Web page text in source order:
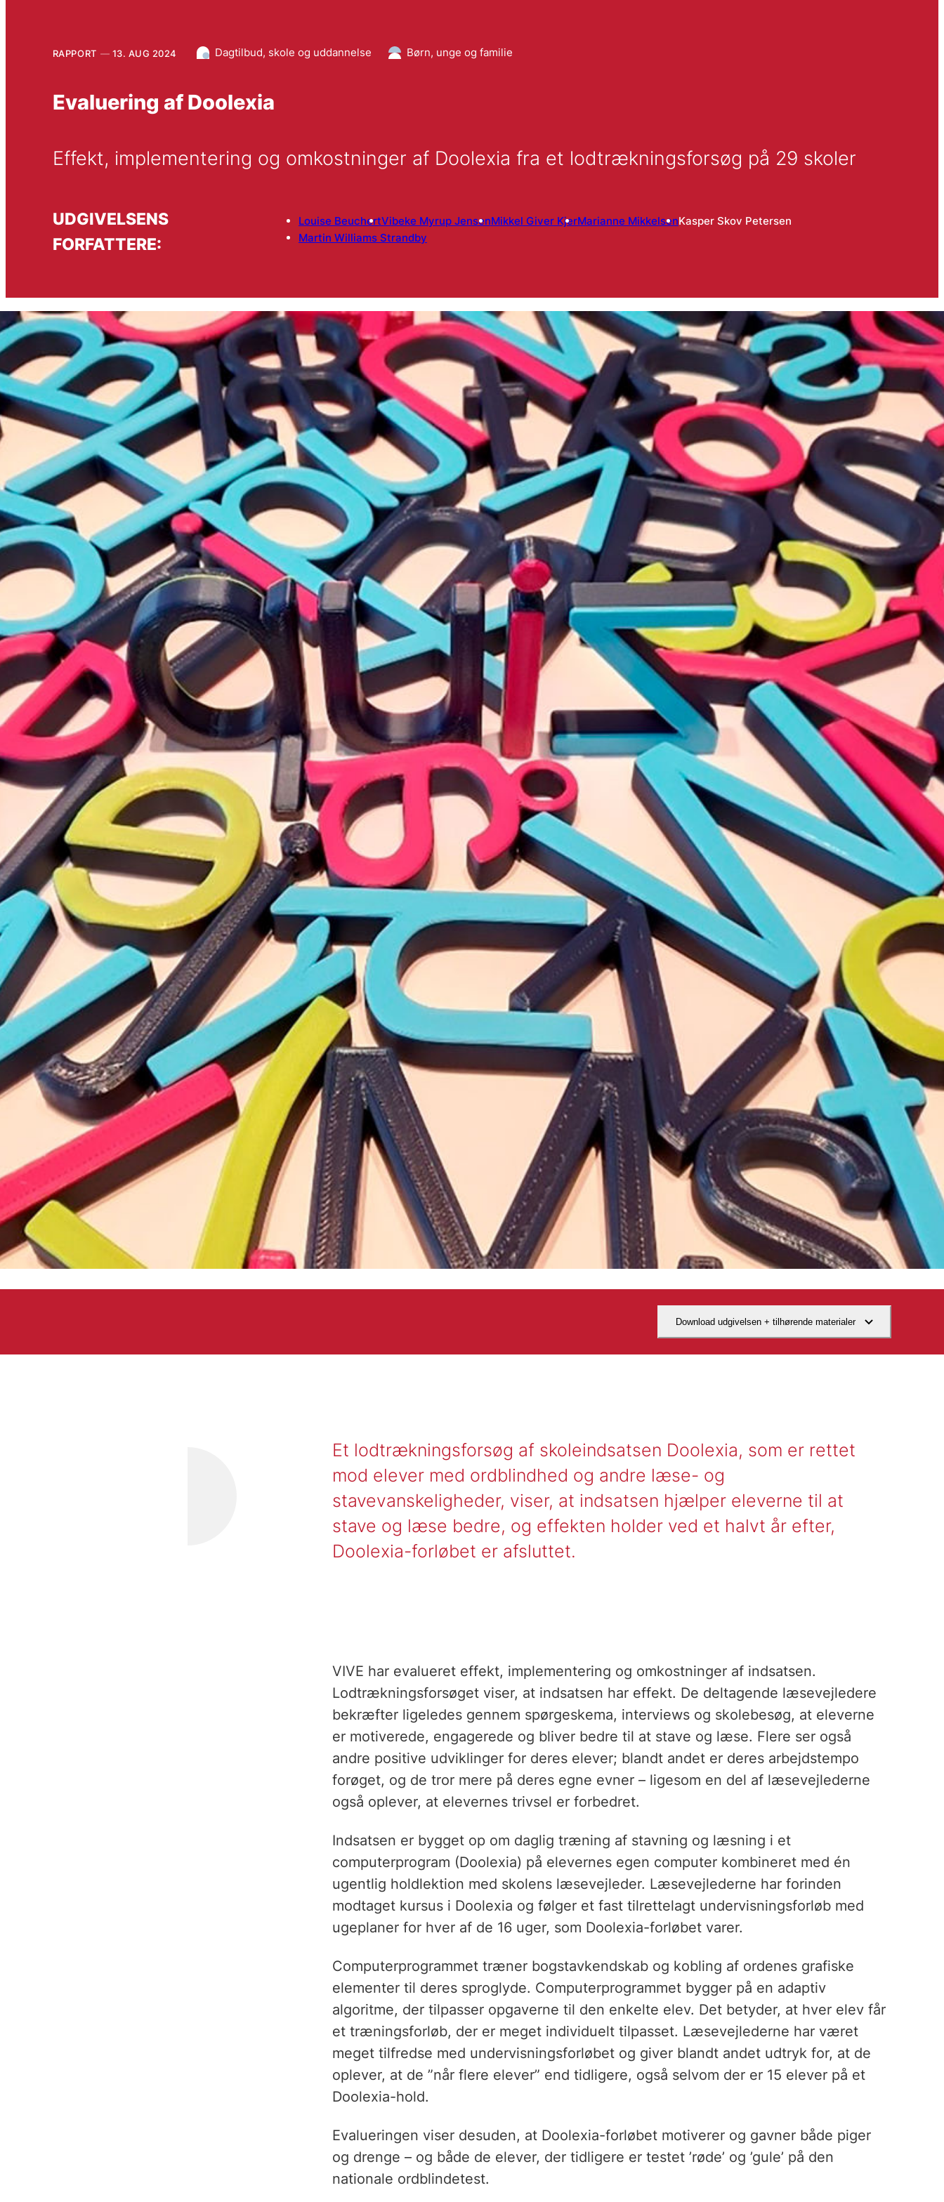
RAPPORT 13. AUG 2024 Dagtilbud, skole og uddannelse Børn, unge og familie
Evaluering af Doolexia
Effekt, implementering og omkostninger af Doolexia fra et lodtrækningsforsøg på 29 skoler
UDGIVELSENS
FORFATTERE:
Louise BeuchertVibeke Myrup JensenMikkel Giver KjerMarianne MikkelsenKasper Skov Petersen
Martin Williams Strandby
Download udgivelsen + tilhørende materialer
Et lodtrækningsforsøg af skoleindsatsen Doolexia, som er rettet
mod elever med ordblindhed og andre læse- og
stavevanskeligheder, viser, at indsatsen hjælper eleverne til at
stave og læse bedre, og effekten holder ved et halvt år efter,
Doolexia-forløbet er afsluttet.
VIVE har evalueret effekt, implementering og omkostninger af indsatsen.
Lodtrækningsforsøget viser, at indsatsen har effekt. De deltagende læsevejledere
bekræfter ligeledes gennem spørgeskema, interviews og skolebesøg, at eleverne
er motiverede, engagerede og bliver bedre til at stave og læse. Flere ser også
andre positive udviklinger for deres elever; blandt andet er deres arbejdstempo
forøget, og de tror mere på deres egne evner – ligesom en del af læsevejlederne
også oplever, at elevernes trivsel er forbedret.
Indsatsen er bygget op om daglig træning af stavning og læsning i et
computerprogram (Doolexia) på elevernes egen computer kombineret med én
ugentlig holdlektion med skolens læsevejleder. Læsevejlederne har forinden
modtaget kursus i Doolexia og følger et fast tilrettelagt undervisningsforløb med
ugeplaner for hver af de 16 uger, som Doolexia-forløbet varer.
Computerprogrammet træner bogstavkendskab og kobling af ordenes grafiske
elementer til deres sproglyde. Computerprogrammet bygger på en adaptiv
algoritme, der tilpasser opgaverne til den enkelte elev. Det betyder, at hver elev får
et træningsforløb, der er meget individuelt tilpasset. Læsevejlederne har været
meget tilfredse med undervisningsforløbet og giver blandt andet udtryk for, at de
oplever, at de ”når flere elever” end tidligere, også selvom der er 15 elever på et
Doolexia-hold.
Evalueringen viser desuden, at Doolexia-forløbet motiverer og gavner både piger
og drenge – og både de elever, der tidligere er testet ’røde’ og ’gule’ på den
nationale ordblindetest.